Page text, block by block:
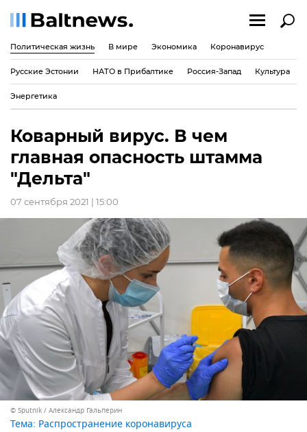
Политическая жизнь В мире Экономика Коронавирус
Русские Эстонии НАТО в Прибалтике Россия-Запад Культура
Энергетика
Коварный вирус. В чем
главная опасность штамма
"Дельта"
07 сентября 2021 | 15:00
© Sputnik / Александр Гальперин
Тема: Распространение коронавируса